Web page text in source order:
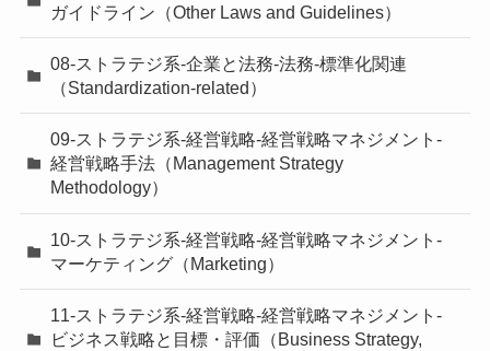
ガイドライン（Other Laws and Guidelines）
08-ストラテジ系-企業と法務-法務-標準化関連
（Standardization-related）
09-ストラテジ系-経営戦略-経営戦略マネジメント-
経営戦略手法（Management Strategy
Methodology）
10-ストラテジ系-経営戦略-経営戦略マネジメント-
マーケティング（Marketing）
11-ストラテジ系-経営戦略-経営戦略マネジメント-
ビジネス戦略と目標・評価（Business Strategy,